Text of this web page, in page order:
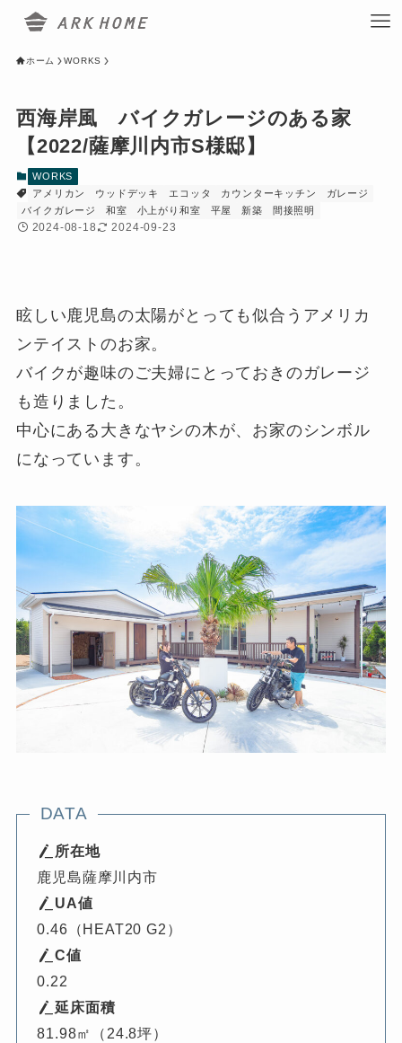
ホーム WORKS
西海岸風 バイクガレージのある家
【2022/薩摩川内市S様邸】
WORKS
アメリカン
ウッドデッキ エコッタ カウンターキッチン
ガレージ
バイクガレージ
和室 小上がり和室 平屋 新築 間接照明
2024-08-18 2024-09-23
眩しい鹿児島の太陽がとっても似合うアメリカ
ンテイストのお家。
バイクが趣味のご夫婦にとっておきのガレージ
も造りました。
中心にある大きなヤシの木が、お家のシンボル
になっています。
DATA
所在地
鹿児島薩摩川内市
UA値
0.46（HEAT20 G2）
C値
0.22
延床面積
81.98㎡（24.8坪）